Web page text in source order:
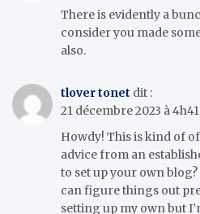
There is evidently a
consider you made
also.
tlover tonet dit :
21 décembre 2023 à 4h41
Howdy! This is kind of
advice from an
to set up your own
can figure things out
setting up my own but